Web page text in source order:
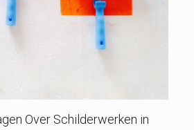
Over Schilderwerken in